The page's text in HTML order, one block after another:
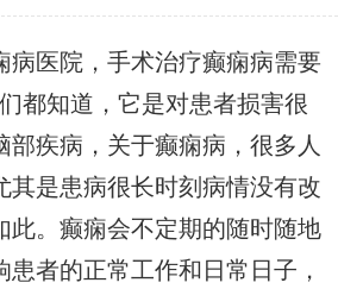
医院，手术治疗癫痫病需要
都知道，它是对患者损害很
部疾病，关于癫痫病，很多人
其是患病很长时刻病情没有改
此。癫痫会不定期的随时随地
患者的正常工作和日常日子，